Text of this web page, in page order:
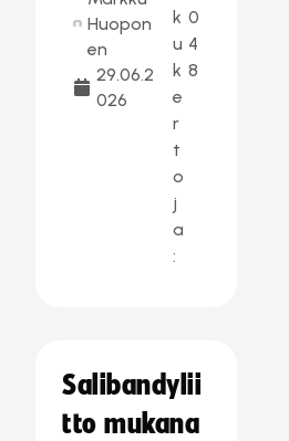
Huopon
en
29.06.2
026
k
u
k
e
r
t
o
j
a
:
0
4
8
Salibandylii
tto mukana